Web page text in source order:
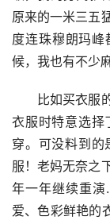
原来的一米三五
度连珠穆朗玛峰
候，我也有不少
比如买衣服的
衣服时特意选择
穿。可没料到的
服！老妈无奈之
年一年继续重
爱、色彩鲜艳的